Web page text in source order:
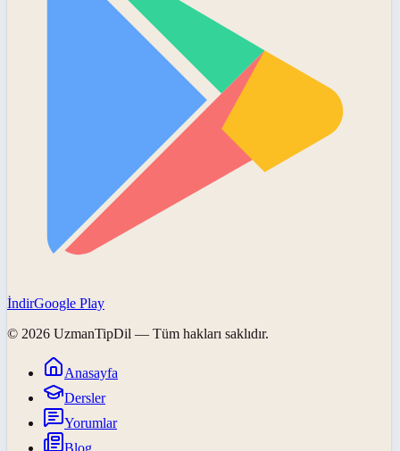
İndirGoogle Play
© 2026 UzmanTipDil — Tüm hakları saklıdır.
Anasayfa
Dersler
Yorumlar
Blog